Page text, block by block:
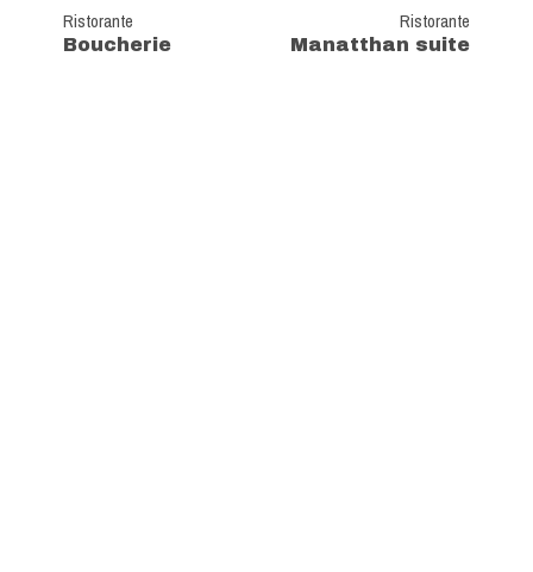
Ristorante
Boucherie
Ristorante
Manatthan suite